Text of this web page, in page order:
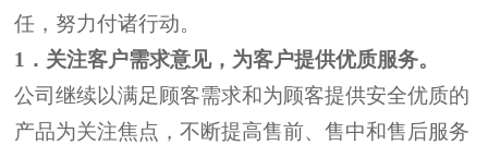
任，努力付诸行动。
1 ．关注客户需求意见， 为客户提供优质服务。
公司继续以满足顾客需求和为顾客提供安全优质的
产品为关注焦点 ，不断提高售前、售中和售后服务